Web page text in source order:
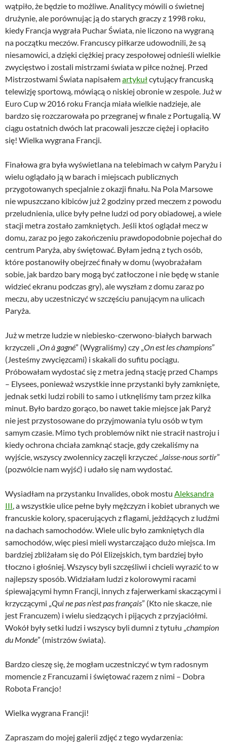
wątpiło, że będzie to możliwe. Analitycy mówili o świetnej
drużynie, ale porównując ją do starych graczy z 1998 roku,
kiedy Francja wygrała Puchar Świata, nie liczono na wygraną
na początku meczów. Francuscy piłkarze udowodnili, że są
niesamowici, a dzięki ciężkiej pracy zespołowej odnieśli wielkie
zwycięstwo i zostali mistrzami świata w piłce nożnej. Przed
Mistrzostwami Świata napisałemartykułcytujący francuską
telewizję sportową, mówiącą o niskiej obronie w zespole. Już w
Euro Cup w 2016 roku Francja miała wielkie nadzieje, ale
bardzo się rozczarowała po przegranej w finale z Portugalią. W
ciągu ostatnich dwóch lat pracowali jeszcze ciężej i opłaciło
się! Wielka wygrana Francji.
Finałowa gra była wyświetlana na telebimach w całym Paryżu i
wielu oglądało ją w barach i miejscach publicznych
przygotowanych specjalnie z okazji finału. Na Pola Marsowe
nie wpuszczano kibiców już 2 godziny przed meczem z powodu
przeludnienia, ulice były pełne ludzi od pory obiadowej, a wiele
stacji metra zostało zamkniętych. Jeśli ktoś oglądał mecz w
domu, zaraz po jego zakończeniu prawdopodobnie pojechał do
centrum Paryża, aby świętować. Byłam jedną z tych osób,
które postanowiły obejrzeć finały w domu (wyobrażałam
sobie, jak bardzo bary mogą być zatłoczone i nie będę w stanie
widzieć ekranu podczas gry), ale wyszłam z domu zaraz po
meczu, aby uczestniczyć w szczęściu panującym na ulicach
Paryża.
Już w metrze ludzie w niebiesko-czerwono-białych barwach
krzyczeli „ On à gagné” (Wygraliśmy) czy „ On est les champions”
(Jesteśmy zwycięzcami) i skakali do sufitu pociągu.
Próbowałam wydostać się z metra jedną stację przed Champs
– Elysees, ponieważ wszystkie inne przystanki były zamknięte,
jednak setki ludzi robili to samo i utknęliśmy tam przez kilka
minut. Było bardzo gorąco, bo nawet takie miejsce jak Paryż
nie jest przystosowane do przyjmowania tylu osób w tym
samym czasie. Mimo tych problemów nikt nie stracił nastroju i
kiedy ochrona chciała zamknąć stacje, gdy czekaliśmy na
wyjście, wszyscy zwolennicy zaczęli krzyczeć „ laisse-nous sortir”
(pozwólcie nam wyjść) i udało się nam wydostać.
Wysiadłam na przystanku Invalides, obok mostu Aleksandra
III , a wszystkie ulice pełne były mężczyzn i kobiet ubranych we
francuskie kolory, spacerujących z flagami, jeżdżących z ludźmi
na dachach samochodów. Wiele ulic było zamkniętych dla
samochodów, więc piesi mieli wystarczająco dużo miejsca. Im
bardziej zbliżałam się do Pól Elizejskich, tym bardziej było
tłoczno i głośniej. Wszyscy byli szczęśliwi i chcieli wyrazić to w
najlepszy sposób. Widziałam ludzi z kolorowymi racami
śpiewającymi hymn Francji, innych z fajerwerkami skaczącymi i
krzyczącymi „ Qui ne pas n’est pas français” (Kto nie skacze, nie
jest Francuzem) i wielu siedzących i pijących z przyjaciółmi.
Wokół były setki ludzi i wszyscy byli dumni z tytułu „ champion
du Monde” (mistrzów świata).
Bardzo cieszę się, że mogłam uczestniczyć w tym radosnym
momencie z Francuzami i świętować razem z nimi – Dobra
Robota Francjo!
Wielka wygrana Francji!
Zapraszam do mojej galerii zdjęć z tego wydarzenia: